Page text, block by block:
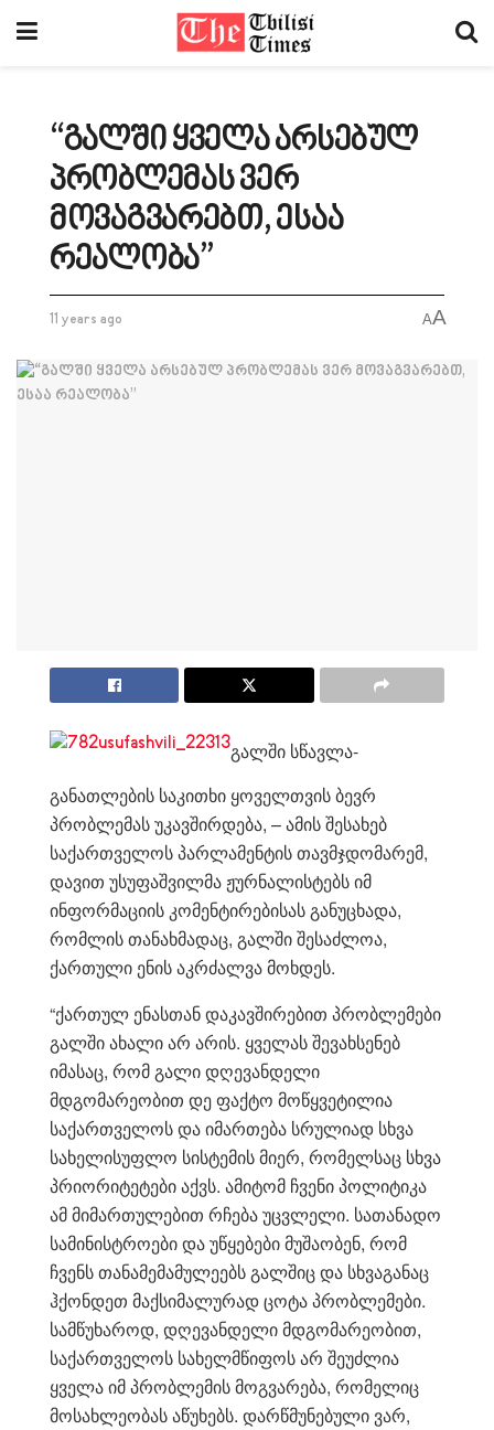
“გალში ყველა არსებულ
პრობლემას ვერ
მოვაგვარებთ, ესაა
რეალობა”
11 years ago AA
გალში სწავლა-
განათლების საკითხი ყოველთვის ბევრ
პრობლემას უკავშირდება, – ამის შესახებ
საქართველოს პარლამენტის თავმჯდომარემ,
დავით უსუფაშვილმა ჟურნალისტებს იმ
ინფორმაციის კომენტირებისას განუცხადა,
რომლის თანახმადაც, გალში შესაძლოა,
ქართული ენის აკრძალვა მოხდეს.
“ქართულ ენასთან დაკავშირებით პრობლემები
გალში ახალი არ არის. ყველას შევახსენებ
იმასაც, რომ გალი დღევანდელი
მდგომარეობით დე ფაქტო მოწყვეტილია
საქართველოს და იმართება სრულიად სხვა
სახელისუფლო სისტემის მიერ, რომელსაც სხვა
პრიორიტეტები აქვს. ამიტომ ჩვენი პოლიტიკა
ამ მიმართულებით რჩება უცვლელი. სათანადო
სამინისტროები და უწყებები მუშაობენ, რომ
ჩვენს თანამემამულეებს გალშიც და სხვაგანაც
ჰქონდეთ მაქსიმალურად ცოტა პრობლემები.
სამწუხაროდ, დღევანდელი მდგომარეობით,
საქართველოს სახელმწიფოს არ შეუძლია
ყველა იმ პრობლემის მოგვარება, რომელიც
მოსახლეობას აწუხებს. დარწმუნებული ვარ,